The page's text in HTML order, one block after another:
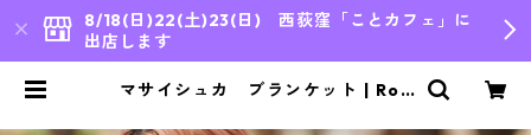
8/18(日)22(土)23(日) 西荻窪「ことカフェ」に
出店します
マサイシュカ ブランケット | Rou